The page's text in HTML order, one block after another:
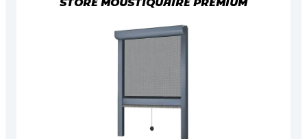
STORE MOUSTIQUAIRE PREMIUM